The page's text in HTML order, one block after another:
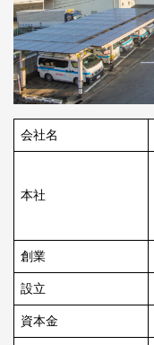
会社名
本社
創業
設立
資本金